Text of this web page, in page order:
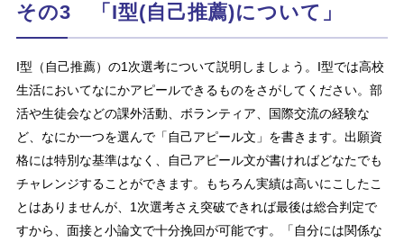
その3 「I型(自己推薦)について」
I型（自己推薦）の1次選考について説明しましょう。I型では高校
生活においてなにかアピールできるものをさがしてください。部
活や生徒会などの課外活動、ボランティア、国際交流の経験な
ど、なにか一つを選んで「自己アピール文」を書きます。出願資
格には特別な基準はなく、自己アピール文が書ければどなたでも
チャレンジすることができます。もちろん実績は高いにこしたこ
とはありませんが、1次選考さえ突破できれば最後は総合判定で
すから、面接と小論文で十分挽回が可能です。「自分には関係な